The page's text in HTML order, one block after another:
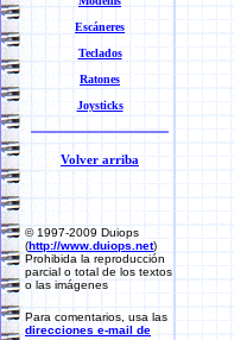
Escáneres
Teclados
Ratones
Joysticks
Volver arriba
© 1997-2009 Duiops
(http://www.duiops.net)
Prohibida la reproducción
parcial o total de los textos
o las imágenes
Para comentarios, usa las
direcciones e-mail de